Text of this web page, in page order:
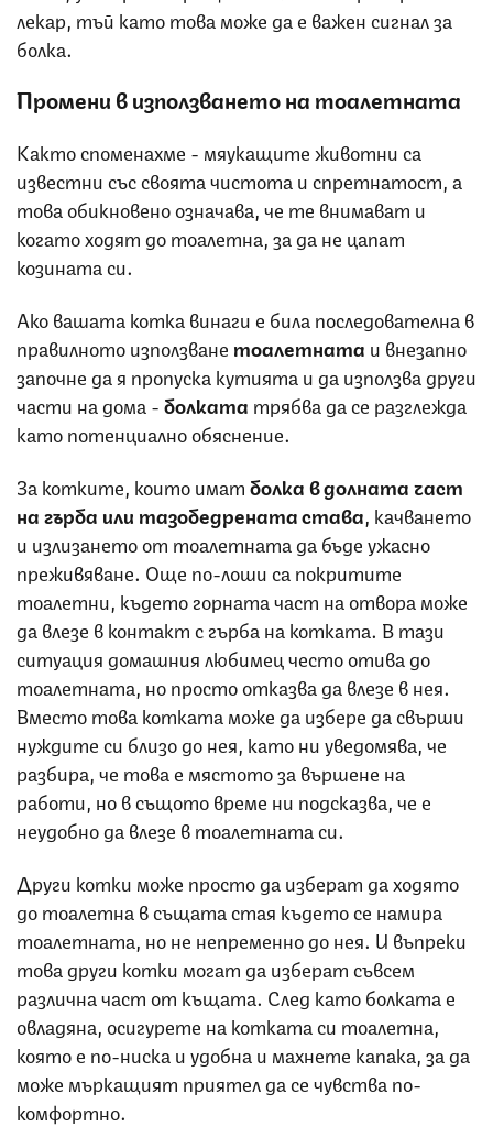
лекар, тъй като това може да е важен сигнал за
болка.
Промени в използването на тоалетната
Както споменахме - мяукащите животни са
известни със своята чистота и спретнатост, а
това обикновено означава, че те внимават и
когато ходят до тоалетна, за да не цапат
козината си.
Ако вашата котка винаги е била последователна в
правилното използване тоалетната и внезапно
започне да я пропуска кутията и да използва други
части на дома -болката трябва да се разглежда
като потенциално обяснение.
За котките, които иматболка в долната част
на гърба или тазобедрената става , качването
и излизането от тоалетната да бъде ужасно
преживяване. Още по-лоши са покритите
тоалетни, където горната част на отвора може
да влезе в контакт с гърба на котката. В тази
ситуация домашния любимец често отива до
тоалетната, но просто отказва да влезе в нея.
Вместо това котката може да избере да свърши
нуждите си близо до нея, като ни уведомява, че
разбира, че това е мястото за вършене на
работи, но в същото време ни подсказва, че е
неудобно да влезе в тоалетната си.
Други котки може просто да изберат да ходято
до тоалетна в същата стая където се намира
тоалетната, но не непременно до нея. И въпреки
това други котки могат да изберат съвсем
различна част от къщата. След като болката е
овладяна, осигурете на котката си тоалетна,
която е по-ниска и удобна и махнете капака, за да
може мъркащият приятел да се чувства по-
комфортно.